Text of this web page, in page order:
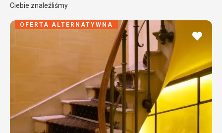
Ciebie znaleźliśmy
dodaj
OFERTA ALTERNATYWNA